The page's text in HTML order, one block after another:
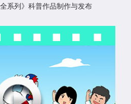
系列》科普作品制作与发布